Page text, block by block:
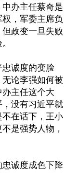
办主任蔡奇是
，军委主席负
政变一旦失败
诚度的变脸
论李强如何被
主任这个大
没有习近平就
在话下，王小
是强势人物，
诚度成色下降